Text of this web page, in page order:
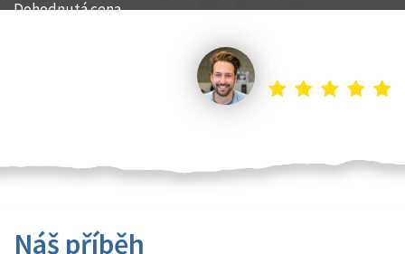
Dohodnutá cena
Náš příběh